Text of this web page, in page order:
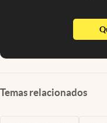
Temas relacionados